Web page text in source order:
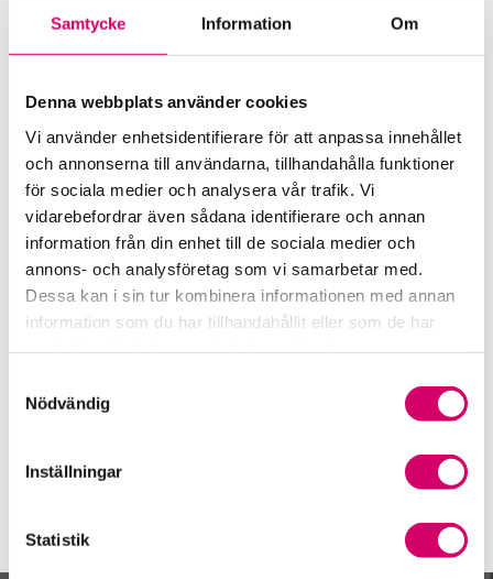
Samtycke Information Om
Denna webbplats använder cookies
Vi använder enhetsidentifierare för att anpassa innehållet
och annonserna till användarna, tillhandahålla funktioner
för sociala medier och analysera vår trafik. Vi
vidarebefordrar även sådana identifierare och annan
information från din enhet till de sociala medier och
annons- och analysföretag som vi samarbetar med.
Dessa kan i sin tur kombinera informationen med annan
information som du har tillhandahållit eller som de har
Nödvändig
Inställningar
Statistik
Auktoriserad Redovisningskonsult
Ekonomipoolen i Mark AB
Skene
Telefon
0320-20 95 60
Mobiltelefon